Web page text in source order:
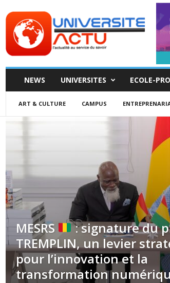
ACTU
NEWS UNIVERSITES ECOLE-PRO
ART & CULTURE CAMPUS
MESRS
: signature du
TREMPLIN, un levier
pour l’innovation et la
transformation